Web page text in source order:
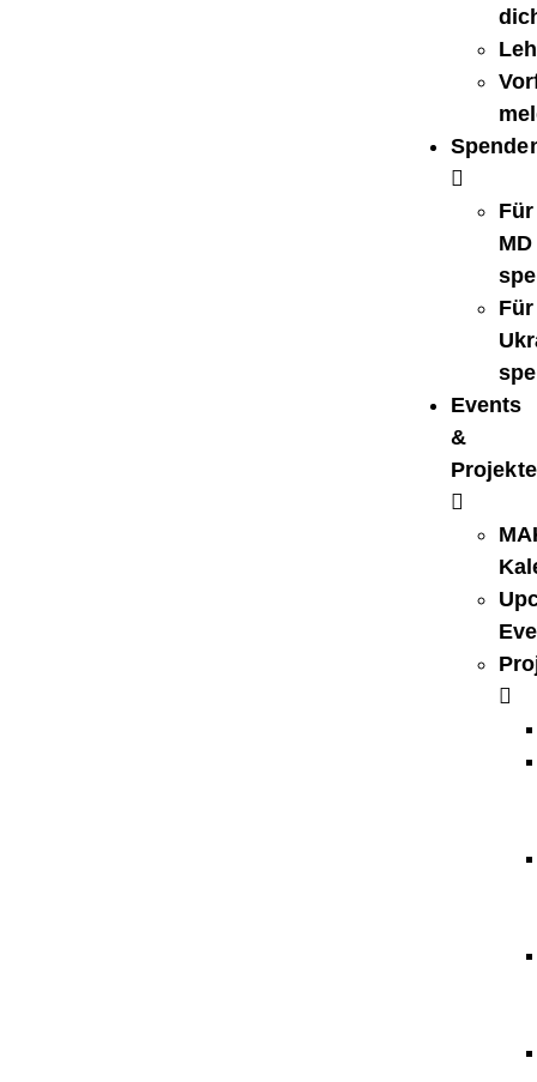
Für
MD
Für
Events
&
Projekte